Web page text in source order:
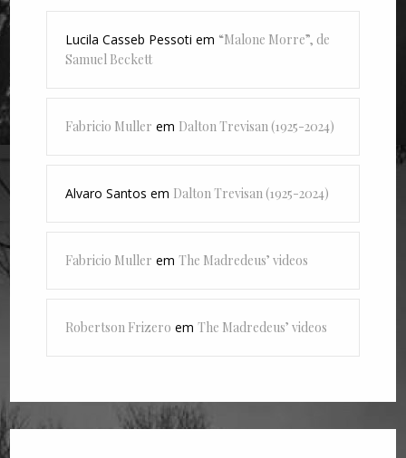
Lucila Casseb Pessoti em “Malone Morre”, de
Samuel Beckett
Fabricio Muller em Dalton Trevisan (1925-2024)
Alvaro Santos em Dalton Trevisan (1925-2024)
Fabricio Muller emThe Madredeus’ videos
Robertson Frizero emThe Madredeus’ videos